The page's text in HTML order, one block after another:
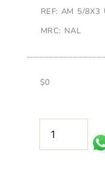
REF: AM 5/8X3
MRC: NAL
$0